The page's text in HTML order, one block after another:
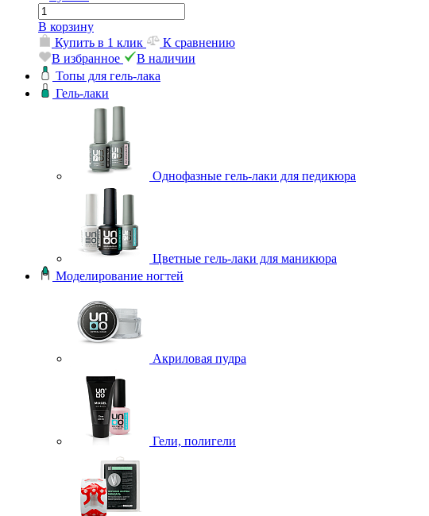
В корзину
Купить в 1 клик
К сравнению
В избранное
В наличии
Топы для гель-лака
Гель-лаки
Однофазные гель-лаки для педикюра
Цветные гель-лаки для маникюра
Моделирование ногтей
Акриловая пудра
Гели, полигели